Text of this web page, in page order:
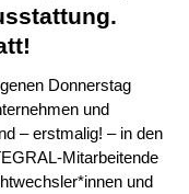
Donnerstag
und
– erstmalig! – in den
Mitarbeitende
und